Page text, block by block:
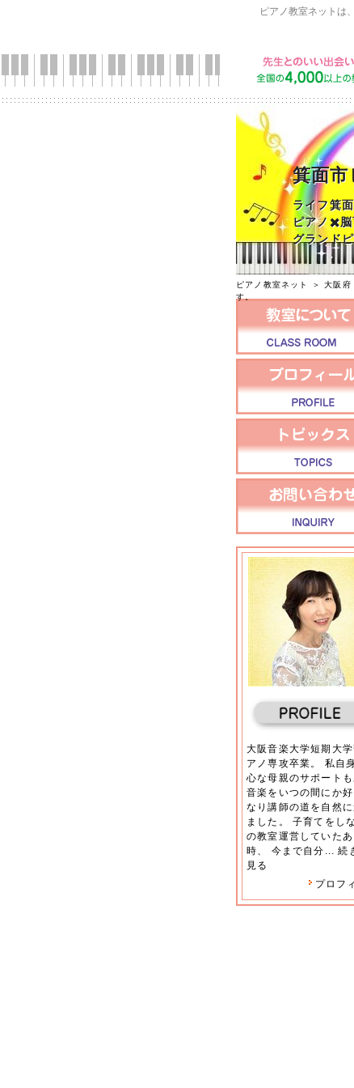
ピアノ教室ネットは
箕面
ライフ箕
ピアノ✖️脳
グランド
ピアノ教室ネット ＞大阪府
す。
大阪音楽大学短期大
アノ専攻卒業。 私自
心な母親のサポートも
音楽をいつの間にか好
なり講師の道を自然
ました。 子育てをし
の教室運営していたあ
時、 今まで自分...続
見る
プロフ